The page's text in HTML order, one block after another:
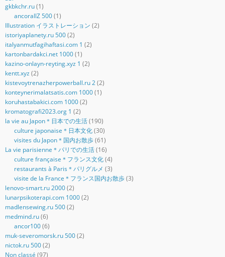
gkbkchr.ru(1)
ancorallZ 500(1)
Illustration イラストレーション (2)
istoriyaplanety.ru 500(2)
italyanmutfagihaftasi.com 1 (2)
kartonbardakci.net 1000(1)
kazino-onlayn-reyting.xyz 1 (2)
kentt.xyz (2)
kistevoytrenazherpowerball.ru 2(2)
konteynerimalatsatis.com 1000(1)
koruhastabakici.com 1000(2)
kromatografi2023.org 1 (2)
la vie au Japon＊日本での生活(190)
culture japonaise＊日本文化(30)
visites du Japon＊国内お散歩(61)
La vie parisienne＊パリでの生活(16)
culture française＊フランス文化(4)
restaurants à Paris＊パリグルメ (3)
visite de la France＊フランス国内お散歩(3)
lenovo-smart.ru 2000(2)
lunarpsikoterapi.com 1000(2)
madlensewing.ru 500(2)
medmind.ru(6)
ancor100(6)
muk-severomorsk.ru 500(2)
nictok.ru 500(2)
Non classé (97)